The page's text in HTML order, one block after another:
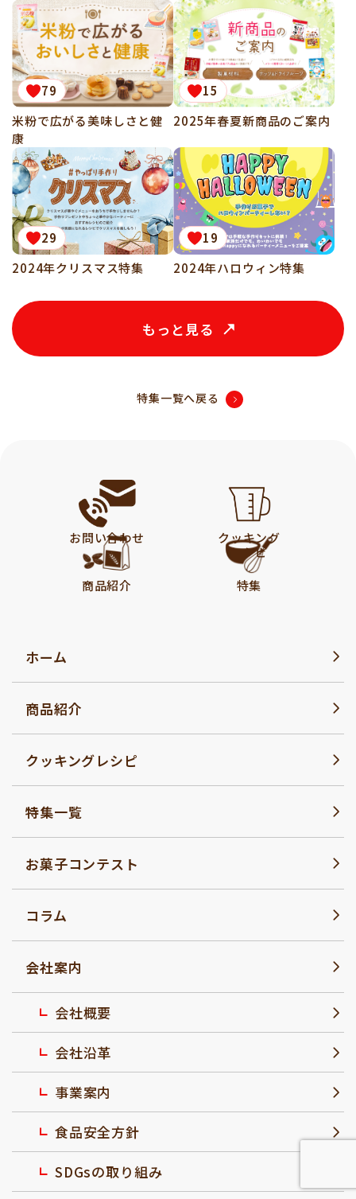
79
米粉で広がる美味しさと健
康
15
2025年春夏新商品のご案内
29
2024年クリスマス特集
19
2024年ハロウィン特集
もっと見る
特集一覧へ戻る
お問い合わせ
クッキング
レシピ
商品紹介
特集
ホーム
商品紹介
クッキングレシピ
特集一覧
お菓子コンテスト
コラム
会社案内
会社概要
会社沿革
事業案内
食品安全方針
SDGsの取り組み